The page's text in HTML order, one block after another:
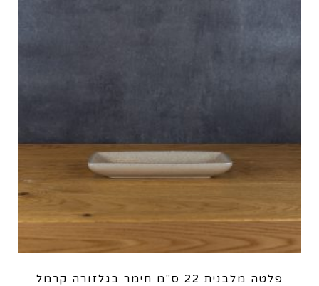
פלטה מלבנית 22 ס"מ חימר בגלזורה קרמל